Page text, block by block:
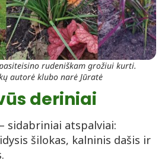
rudeniškam grožiui kurti.
autorė klubo narė Jūratė
deriniai
sidabriniai atspalviai:
šilokas, kalninis dašis ir